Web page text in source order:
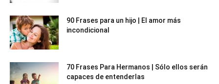
90 Frases para un hijo | El amor más
incondicional
70 Frases Para Hermanos | Sólo ellos serán
capaces de entenderlas